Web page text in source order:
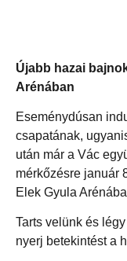
Újabb hazai
Arénában
Eseménydúsan
csapatának,
után már a Vác
mérkőzésre január
Elek Gyula
Tarts velünk és
nyerj betekintést a